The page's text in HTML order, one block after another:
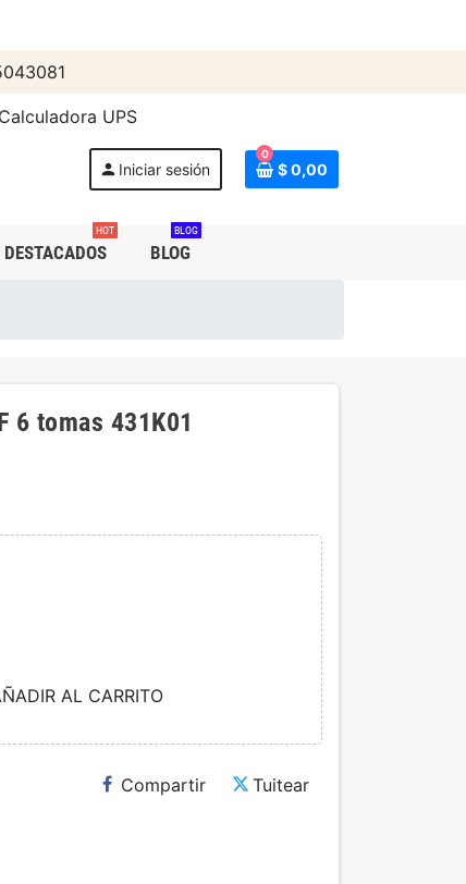
Calculadora UPS
person Iniciar sesión
0
$ 0,00
HOT
BLOG
BLOG
6 tomas 431K01
AL CARRITO
Compartir Tuitear